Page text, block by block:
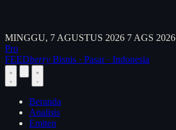
MINGGU, 7 AGUSTUS 2026 7 AGS 2026
Pro
FEEDberry Bisnis · Pasar · Indonesia
Beranda
Analisis
Emiten